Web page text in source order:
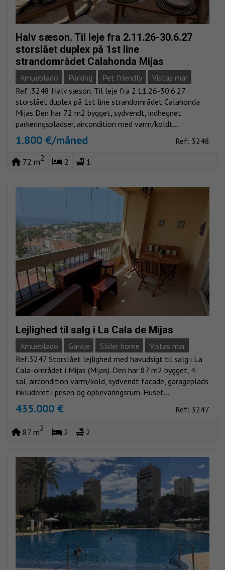
Halv sæson. Til leje fra 2.11.26-30.6.27
storslået duplex på 1st line
strandområdet Calahonda Mijas
Amueblado Parking Pet friendly
Vistas mar
Ref .3248 Halv sæson. Til leje fra 2.11.26-30.6.27
storslået duplex på 1st line strandområdet Calahonda
Mijas Den har 72 m2 bygget, sydvendt, indhegnet
parkeringspladser, aircondition med varm/koldt...
1.800 €/måned Ref: 3248
72 m2 2 1
Lejlighed til salg i La Cala de Mijas
Amueblado Garaje Slider home
Vistas mar
Ref.3247 Storslået lejlighed med havudsigt til salg i La
Cala-området i Mijas (Mijas). Den har 87 m2 bygget, 4.
sal, aircondition varm/kold, sydvendt facade, garageplads
inkluderet i prisen og opbevaringsrum. Huset...
435.000 € Ref: 3247
87 m2 2 2